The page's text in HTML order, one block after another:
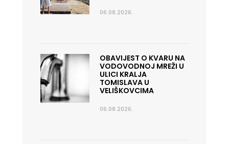
06.08.2026.
OBAVIJEST O KVARU NA
VODOVODNOJ MREŽI U
ULICI KRALJA
TOMISLAVA U
VELIŠKOVCIMA
06.08.2026.